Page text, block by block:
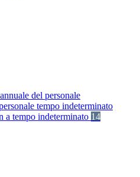
del personale
tempo indeterminato
a tempo indeterminato 14